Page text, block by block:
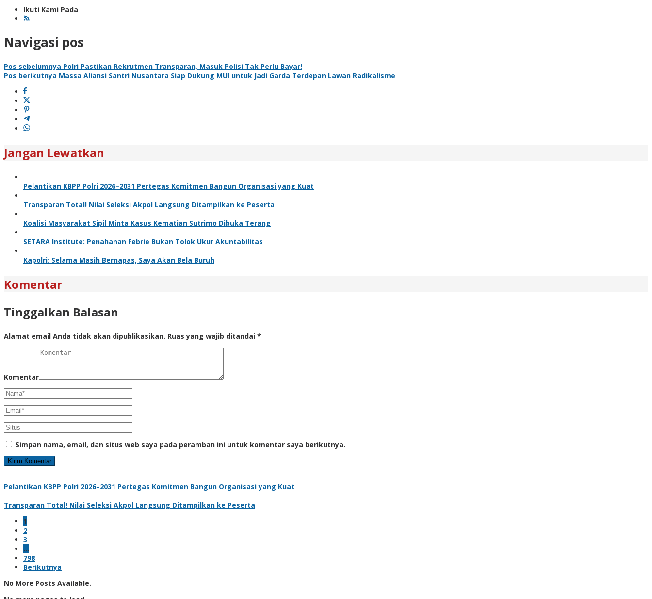
Ikuti Kami Pada
Navigasi pos
Pos sebelumnya Polri Pastikan Rekrutmen Transparan, Masuk Polisi Tak Perlu Bayar!
Pos berikutnya Massa Aliansi Santri Nusantara Siap Dukung MUI untuk Jadi Garda Terdepan Lawan Radikalisme
Jangan Lewatkan
Pelantikan KBPP Polri 2026–2031 Pertegas Komitmen Bangun Organisasi yang Kuat
Transparan Total! Nilai Seleksi Akpol Langsung Ditampilkan ke Peserta
Koalisi Masyarakat Sipil Minta Kasus Kematian Sutrimo Dibuka Terang
SETARA Institute: Penahanan Febrie Bukan Tolok Ukur Akuntabilitas
Kapolri: Selama Masih Bernapas, Saya Akan Bela Buruh
Komentar
Tinggalkan Balasan
Alamat email Anda tidak akan dipublikasikan. Ruas yang wajib ditandai *
Komentar
Simpan nama, email, dan situs web saya pada peramban ini untuk komentar saya berikutnya.
Pelantikan KBPP Polri 2026–2031 Pertegas Komitmen Bangun Organisasi yang Kuat
Transparan Total! Nilai Seleksi Akpol Langsung Ditampilkan ke Peserta
1
2
3
…
798
Berikutnya
No More Posts Available.